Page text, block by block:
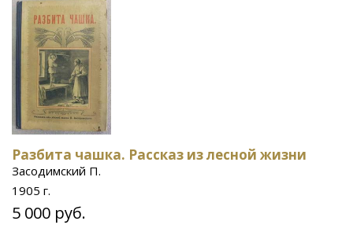
Разбита чашка. Рассказ из лесной жизни
Засодимский П.
1905 г.
5 000 руб.